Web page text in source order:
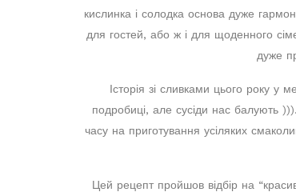
кислинка і солодка основа дуже
для гостей, або ж і для щоденного
дуже
Історія зі сливками цього року у
подробиці, але сусіди нас балують
часу на приготування усіляких
Цей рецепт пройшов відбір на